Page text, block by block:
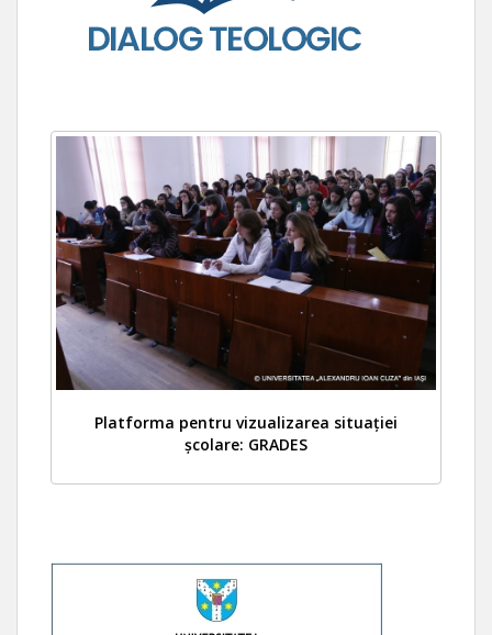
Platforma pentru vizualizarea situației
școlare: GRADES